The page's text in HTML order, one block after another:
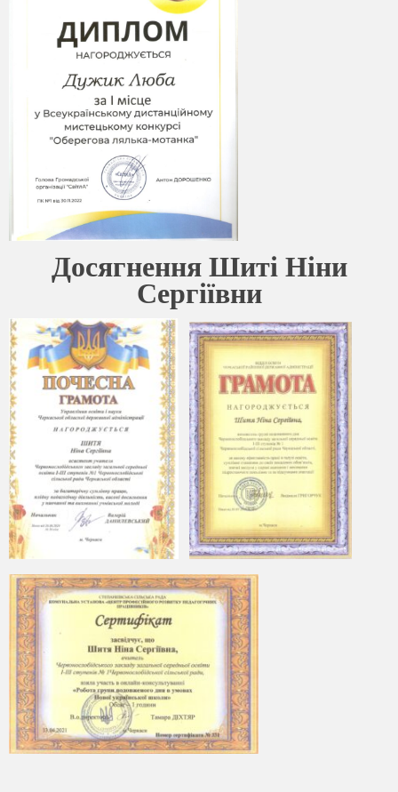
Досягнення Шиті Ніни
Сергіївни